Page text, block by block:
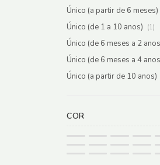
Único (a partir de 6 meses)
Único (de 1 a 10 anos) (1)
Único (de 6 meses a 2
Único (de 6 meses a 4
Único (a partir de 10 anos)
COR